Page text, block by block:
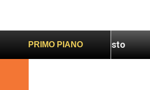
PRIMO PIANO
sano e giusto LEV: